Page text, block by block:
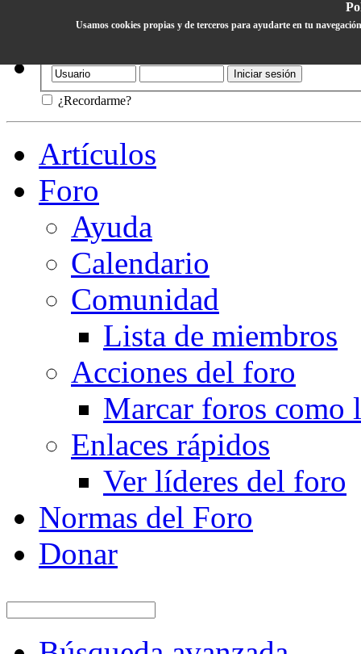
¿Recordarme?
Usamos cookies propias y de terceros para ayudarte en tu
Artículos
Foro
Ayuda
Calendario
Comunidad
Lista de miembros
Acciones del foro
Marcar foros como
Enlaces rápidos
Ver líderes del foro
Normas del Foro
Donar